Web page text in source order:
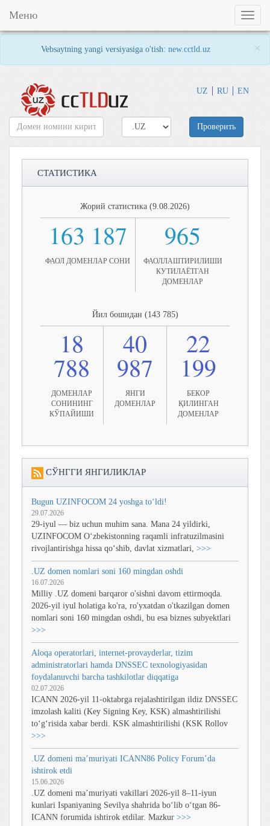
Vebsaytning yangi versiyasiga o'tish: new.cctld.uz ×
UZ RU EN
Toggle
Меню
Проверить
СТАТИСТИКА
Жорий статистика (9.08.2026)
163 187
ФАОЛ ДОМЕНЛАР СОНИ
965
ФАОЛЛАШТИРИЛИШИ
КУТИЛАЁТГАН
ДОМЕНЛАР
Йил бошидан (143 785)
18
788
ДОМЕНЛАР
СОНИНИНГ
КЎПАЙИШИ
40
987
ЯНГИ
ДОМЕНЛАР
22
199
БЕКОР
ҚИЛИНГАН
ДОМЕНЛАР
СЎНГГИ ЯНГИЛИКЛАР
Bugun UZINFOCOM 24 yoshga to‘ldi!
29.07.2026
29-iyul — biz uchun muhim sana. Mana 24 yildirki,
UZINFOCOM O‘zbekistonning raqamli infratuzilmasini
rivojlantirishga hissa qo‘shib, davlat xizmatlari, >>>
.UZ domen nomlari soni 160 mingdan oshdi
16.07.2026
Milliy .UZ domeni barqaror o'sishni davom ettirmoqda.
2026-yil iyul holatiga ko'ra, ro'yxatdan o'tkazilgan domen
nomlari soni 160 mingdan oshdi, bu esa biznes subyektlari
>>>
Aloqa operatorlari, internet-provayderlar, tizim
administratorlari hamda DNSSEC texnologiyasidan
foydalanuvchi barcha tashkilotlar diqqatiga
02.07.2026
ICANN 2026-yil 11-oktabrga rejalashtirilgan ildiz DNSSEC
imzolash kaliti (Key Signing Key, KSK) almashtirilishi
toʻgʻrisida xabar berdi. KSK almashtirilishi (KSK Rollov
>>>
.UZ domeni ma’muriyati ICANN86 Policy Forum’da
ishtirok etdi
15.06.2026
.UZ domeni ma’muriyati vakillari 2026-yil 8–11-iyun
kunlari Ispaniyaning Sevilya shahrida bo‘lib o‘tgan 86-
ICANN forumida ishtirok etdilar. Mazkur >>>